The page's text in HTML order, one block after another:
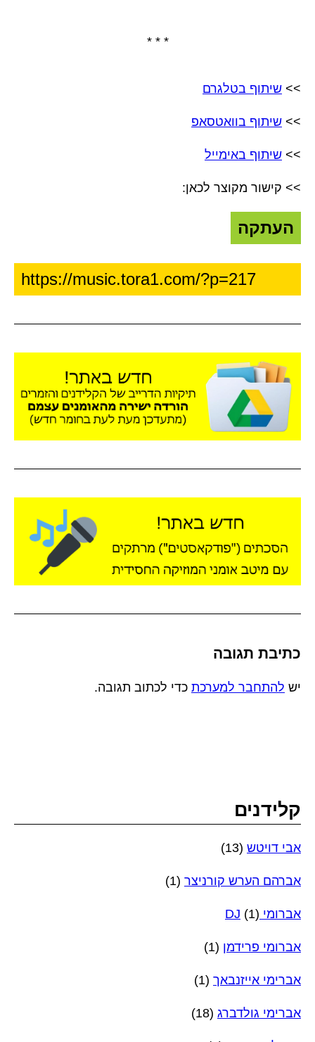
* * *
>> שיתוף בטלגרם
>> שיתוף בוואטסאפ
>> שיתוף באימייל
>> קישור מקוצר לכאן:
העתקה
כתיבת תגובה
יש להתחבר למערכת כדי לכתוב תגובה.
קלידנים
אבי דויטש (13)
אברהם הערש קורניצר (1)
אברומי DJ (1)
אברומי פרידמן (1)
אברימי אייזנבאך (1)
אברימי גולדברג (18)